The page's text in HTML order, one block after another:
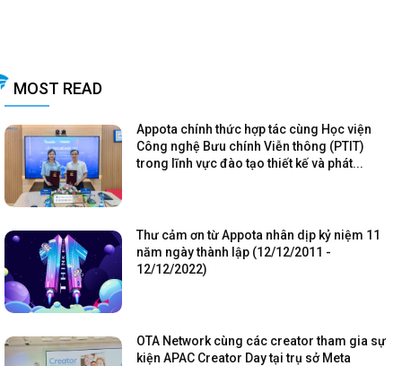
MOST READ
Appota chính thức hợp tác cùng Học viện
Công nghệ Bưu chính Viễn thông (PTIT)
trong lĩnh vực đào tạo thiết kế và phát...
Thư cảm ơn từ Appota nhân dịp kỷ niệm 11
năm ngày thành lập (12/12/2011 -
12/12/2022)
OTA Network cùng các creator tham gia sự
kiện APAC Creator Day tại trụ sở Meta